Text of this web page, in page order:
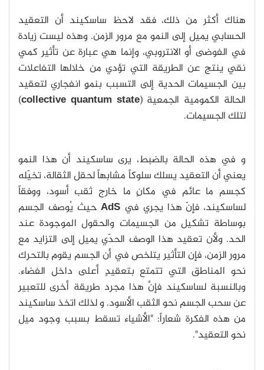
هناك أكثر من ذلك، فقد لاحظ ساسكيند أن التعقيد
الحسابي يميل إلى النمو مع مرور الزمن. وهذه ليست زيادة
في الفوضى أو الانتروبي، وإنما هي عبارة عن تأثير كمي
نقي ينتج عن الطريقة التي تؤدي من خلالها التفاعلات
بين الجسيمات الحدية إلى التسبب بنموٍ انفجاري لتعقيد
الحالة الكمومية الجمعية (collective quantum state
)
لتلك الجسيمات.
و في هذه الحالة بالضبط، يرى ساسكيند أن هذا النمو
يعني أن التعقيد يسلك سلوكاً مشابهاً لحقل الثقالة، تخيّله
كجسم ما عائم في مكانٍ ما خارج ثقب أسود، ووفقاً
لساسكيند، فإنّ هذا يجري في AdS حيث يُوصف الجسم
بوساطة تشكيل من الجسيمات والحقول الموجودة عند
الحد. ولأن تعقيد هذا الوصف الحدّي يميل إلى التزايد مع
مرور الزمن، فإن التأثير يتلخص في أن الجسم يقوم بالتحرك
نحو المناطق التي تتمتع بتعقيدٍ أعلى داخل الفضاء.
وبالنسبة لساسكيند فإنَّ هذا مجرد طريقة أخرى للتعبير
عن سحب الجسم نحو الثقب الأسود. و لذلك اتخذ ساسكيند
من هذه الفكرة شعاراً: "الأشياء تسقط بسبب وجود ميل
نحو التعقيد".